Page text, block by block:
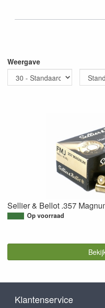
Weergave
Sellier & Bellot .357
Op voorraad
Klantenservice